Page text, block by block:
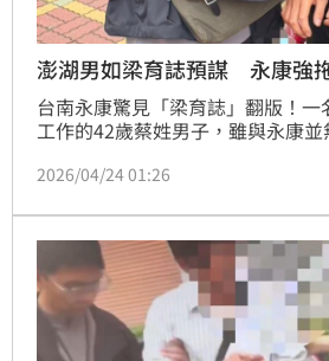
澎湖男如梁育誌預謀 永康強
台南永康驚見「梁育誌」翻版！
工作的42歲蔡姓男子，雖與永康
警方調查發現，蔡男4月起竟驅車
襲摀嘴強拖入草叢意圖不軌，所
出「正義之吼」嚇退惡徒，才沒讓
2026/04/24 01:26